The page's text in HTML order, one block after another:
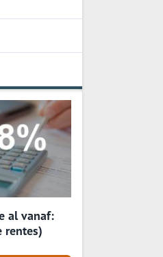
al vanaf:
rentes)